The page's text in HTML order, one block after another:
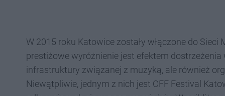
W 2015 roku Katowice zostały włączone do
prestiżowe wyróżnienie jest efektem
infrastruktury związanej z muzyką, ale również
Niewątpliwie, jednym z nich jest OFF Festival